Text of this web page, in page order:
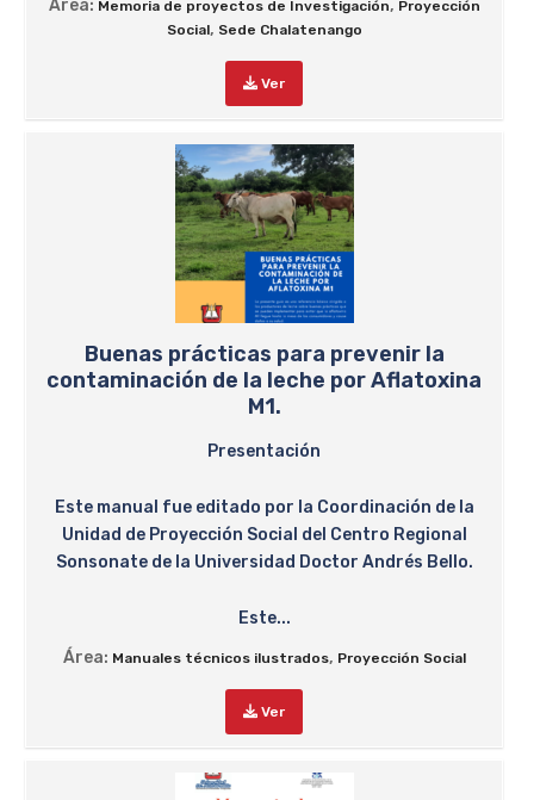
Área: Memoria de proyectos de Investigación, Proyección
Social, Sede Chalatenango
Ver
Buenas prácticas para prevenir la
contaminación de la leche por Aflatoxina
M1.
Presentación
Este manual fue editado por la Coordinación de la
Unidad de Proyección Social del Centro Regional
Sonsonate de la Universidad Doctor Andrés Bello.
Este...
Área: Manuales técnicos ilustrados, Proyección Social
Ver